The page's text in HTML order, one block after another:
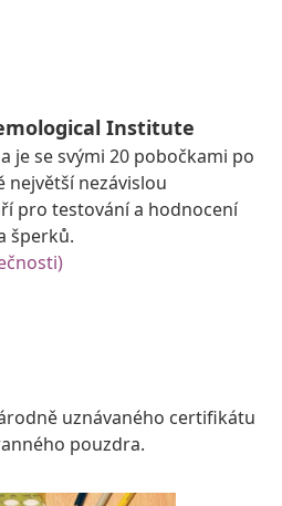
Institute
je se svými 20 pobočkami po
největší nezávislou
pro testování a hodnocení
šperků.
uznávaného certifikátu
pouzdra.